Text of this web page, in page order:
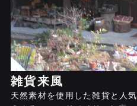
雑貨来風
天然素材を使用した雑貨と人